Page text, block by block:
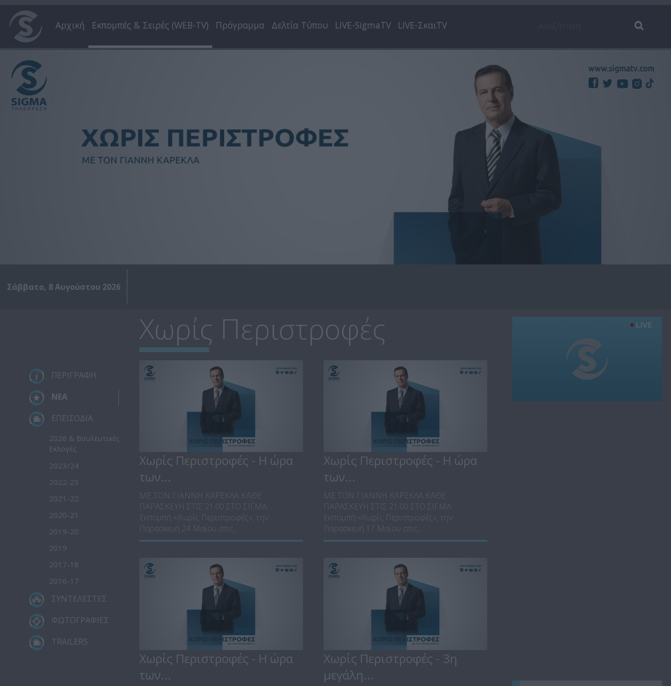
Αρχική Εκπομπές & Σειρές (WEB-TV) Πρόγραμμα Δελτία Τύπου LIVE-SigmaTV LIVE-ΣκαιTV
Σάββατο, 8 Αυγούστου 2026
Χωρίς Περιστροφές
ΠΕΡΙΓΡΑΦΗ
ΝΕΑ
ΕΠΕΙΣΟΔΙΑ
2026 & Βουλευτικές
Εκλογές
2023/24
2022-23
2021-22
2020-21
2019-20
2019
2017-18
2016-17
ΣΥΝΤΕΛΕΣΤΕΣ
ΦΩΤΟΓΡΑΦΙΕΣ
TRAILERS
Χωρίς Περιστροφές - Η ώρα
των...
ΜΕ ΤΟΝ ΓΙΑΝΝΗ ΚΑΡΕΚΛΑ ΚΑΘΕ
ΠΑΡΑΣΚΕΥΗ ΣΤΙΣ 21:00 ΣΤΟ ΣΙΓΜΑ
Εκπομπή «Χωρίς Περιστροφές», την
Παρασκευή 24 Μαΐου στις...
Χωρίς Περιστροφές - Η ώρα
των...
ΜΕ ΤΟΝ ΓΙΑΝΝΗ ΚΑΡΕΚΛΑ ΚΑΘΕ
ΠΑΡΑΣΚΕΥΗ ΣΤΙΣ 21:00 ΣΤΟ ΣΙΓΜΑ
Εκπομπή «Χωρίς Περιστροφές», την
Παρασκευή 17 Μαΐου στις...
Χωρίς Περιστροφές - Η ώρα
των...
Χωρίς Περιστροφές - 3η
μεγάλη...